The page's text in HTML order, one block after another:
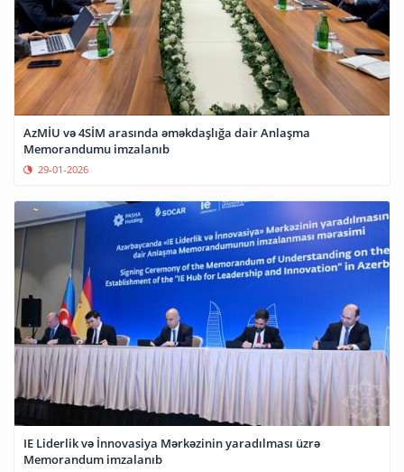
AzMİU və 4SİM arasında əməkdaşlığa dair Anlaşma
Memorandumu imzalanıb
29-01-2026
IE Liderlik və İnnovasiya Mərkəzinin yaradılması üzrə
Memorandum imzalanıb